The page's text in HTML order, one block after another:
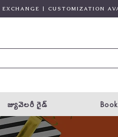
| CUSTOMIZATION
జ్యువెలరీ గైడ్